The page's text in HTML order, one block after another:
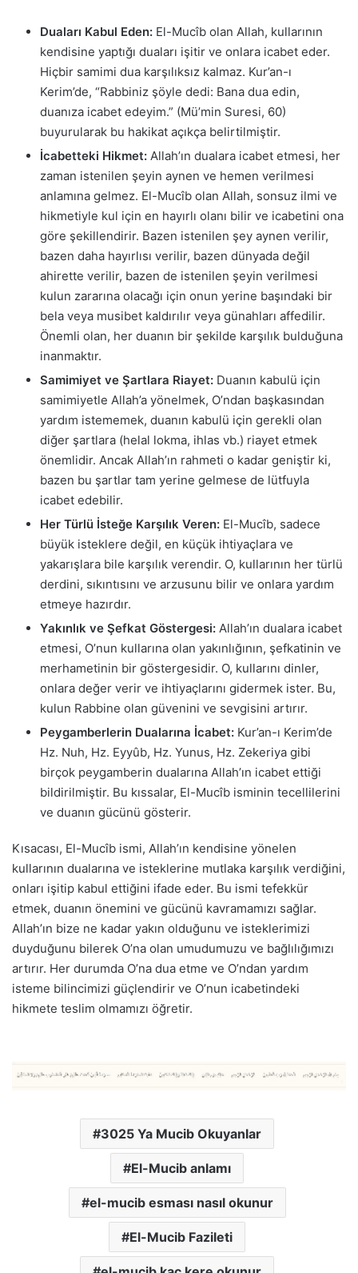
Duaları Kabul Eden: El-Mucîb olan Allah, kullarının
kendisine yaptığı duaları işitir ve onlara icabet eder.
Hiçbir samimi dua karşılıksız kalmaz. Kur’an-ı
Kerim’de, “Rabbiniz şöyle dedi: Bana dua edin,
duanıza icabet edeyim.” (Mü’min Suresi, 60)
buyurularak bu hakikat açıkça belirtilmiştir.
İcabetteki Hikmet: Allah’ın dualara icabet etmesi, her
zaman istenilen şeyin aynen ve hemen verilmesi
anlamına gelmez. El-Mucîb olan Allah, sonsuz ilmi ve
hikmetiyle kul için en hayırlı olanı bilir ve icabetini ona
göre şekillendirir. Bazen istenilen şey aynen verilir,
bazen daha hayırlısı verilir, bazen dünyada değil
ahirette verilir, bazen de istenilen şeyin verilmesi
kulun zararına olacağı için onun yerine başındaki bir
bela veya musibet kaldırılır veya günahları affedilir.
Önemli olan, her duanın bir şekilde karşılık bulduğuna
inanmaktır.
Samimiyet ve Şartlara Riayet: Duanın kabulü için
samimiyetle Allah’a yönelmek, O’ndan başkasından
yardım istememek, duanın kabulü için gerekli olan
diğer şartlara (helal lokma, ihlas vb.) riayet etmek
önemlidir. Ancak Allah’ın rahmeti o kadar geniştir ki,
bazen bu şartlar tam yerine gelmese de lütfuyla
icabet edebilir.
Her Türlü İsteğe Karşılık Veren: El-Mucîb, sadece
büyük isteklere değil, en küçük ihtiyaçlara ve
yakarışlara bile karşılık verendir. O, kullarının her türlü
derdini, sıkıntısını ve arzusunu bilir ve onlara yardım
etmeye hazırdır.
Yakınlık ve Şefkat Göstergesi: Allah’ın dualara icabet
etmesi, O’nun kullarına olan yakınlığının, şefkatinin ve
merhametinin bir göstergesidir. O, kullarını dinler,
onlara değer verir ve ihtiyaçlarını gidermek ister. Bu,
kulun Rabbine olan güvenini ve sevgisini artırır.
Peygamberlerin Dualarına İcabet: Kur’an-ı Kerim’de
Hz. Nuh, Hz. Eyyûb, Hz. Yunus, Hz. Zekeriya gibi
birçok peygamberin dualarına Allah’ın icabet ettiği
bildirilmiştir. Bu kıssalar, El-Mucîb isminin tecellilerini
ve duanın gücünü gösterir.
Kısacası, El-Mucîb ismi, Allah’ın kendisine yönelen
kullarının dualarına ve isteklerine mutlaka karşılık verdiğini,
onları işitip kabul ettiğini ifade eder. Bu ismi tefekkür
etmek, duanın önemini ve gücünü kavramamızı sağlar.
Allah’ın bize ne kadar yakın olduğunu ve isteklerimizi
duyduğunu bilerek O’na olan umudumuzu ve bağlılığımızı
artırır. Her durumda O’na dua etme ve O’ndan yardım
isteme bilincimizi güçlendirir ve O’nun icabetindeki
hikmete teslim olmamızı öğretir.
3025 Ya Mucib Okuyanlar
El-Mucib anlamı
el-mucib esması nasıl okunur
El-Mucib Fazileti